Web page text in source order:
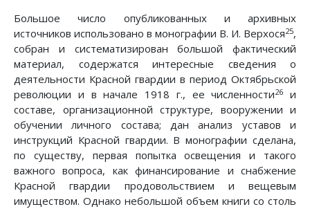
Большое число опубликованных и архивных
источников использовано в монографии В. И. Верхося25,
собран и систематизирован большой фактический
материал, содержатся интересные сведения о
деятельности Красной гвардии в период Октябрьской
революции и в начале 1918 г., ее численности26
и
составе, организационной структуре, вооружении и
обучении личного состава; дан анализ уставов и
инструкций Красной гвардии. В монографии сделана,
по существу, первая попытка освещения и такого
важного вопроса, как финансирование и снабжение
Красной гвардии продовольствием и вещевым
имуществом. Однако небольшой объем книги со столь